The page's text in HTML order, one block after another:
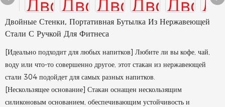
Двойные Стенки, Портативная Бутылка Из Нержавеющей
Стали С Ручкой Для Фитнеса
[Идеально подходит для любых напитков] Любите ли вы кофе, чай,
воду или что-то совершенно другое, этот стакан из нержавеющей
стали 304 подойдет для самых разных напитков.
[Нескользящее основание] Стакан оснащен нескользящим
силиконовым основанием, обеспечивающим устойчивость и